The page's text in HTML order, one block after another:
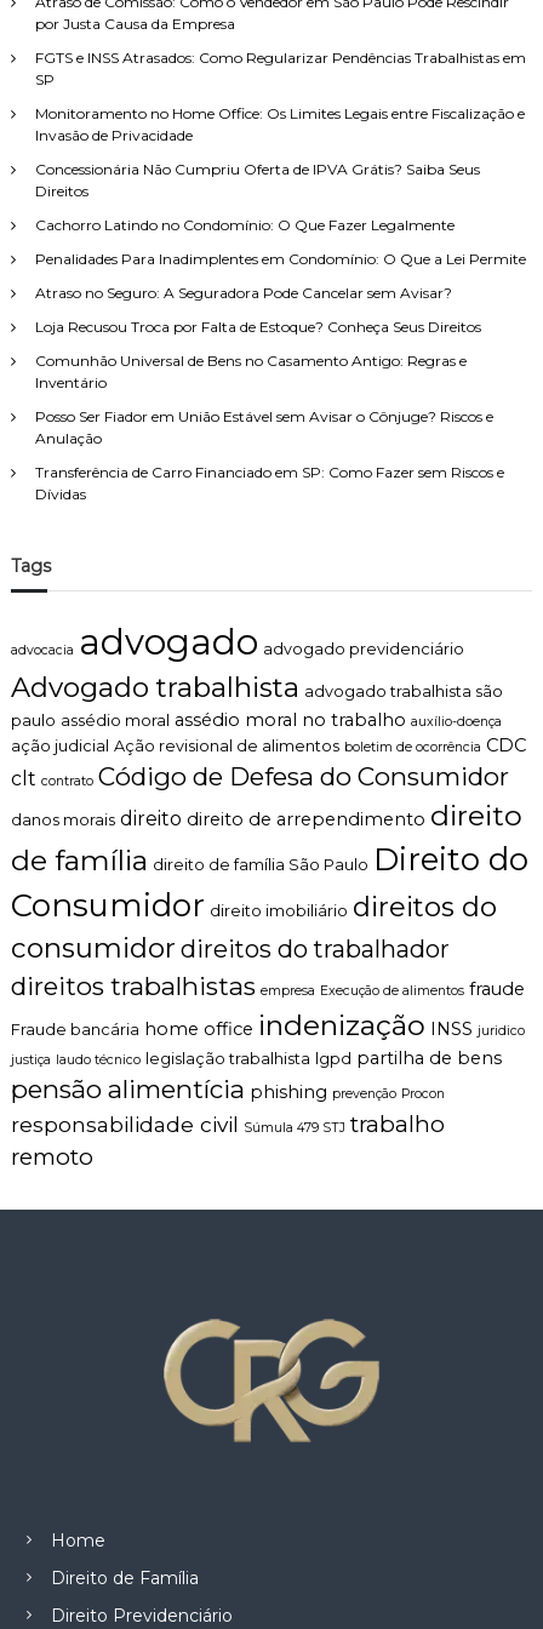
s
r
o
:
por Justa Causa da Empresa
FGTS e INSS Atrasados: Como Regularizar Pendências Trabalhistas em
SP
Monitoramento no Home Office: Os Limites Legais entre Fiscalização e
Invasão de Privacidade
Concessionária Não Cumpriu Oferta de IPVA Grátis? Saiba Seus
Direitos
Cachorro Latindo no Condomínio: O Que Fazer Legalmente
Penalidades Para Inadimplentes em Condomínio: O Que a Lei Permite
Atraso no Seguro: A Seguradora Pode Cancelar sem Avisar?
Loja Recusou Troca por Falta de Estoque? Conheça Seus Direitos
Comunhão Universal de Bens no Casamento Antigo: Regras e
Inventário
Posso Ser Fiador em União Estável sem Avisar o Cônjuge? Riscos e
Anulação
Transferência de Carro Financiado em SP: Como Fazer sem Riscos e
Dívidas
Tags
advocacia advogado advogado previdenciário
Advogado trabalhista advogado trabalhista são
paulo assédio moral assédio moral no trabalho auxílio-doença
ação judicial Ação revisional de alimentos boletim de ocorrência CDC
clt contrato Código de Defesa do Consumidor
danos morais direito direito de arrependimento direito
de família direito de família São Paulo Direito do
Consumidor direito imobiliário direitos do
consumidor direitos do trabalhador
direitos trabalhistas empresa Execução de alimentos fraude
Fraude bancária home office indenização INSS juridico
justiça laudo técnico legislação trabalhista lgpd partilha de bens
pensão alimentícia phishing prevenção Procon
responsabilidade civil Súmula 479 STJ trabalho
remoto
Home
Direito de Família
Direito Previdenciário